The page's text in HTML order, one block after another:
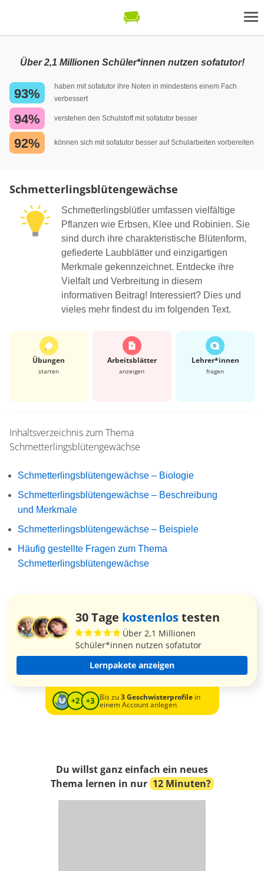
Über 2,1 Millionen Schüler*innen nutzen sofatutor!
93%
haben mit sofatutor ihre Noten in mindestens einem Fach
verbessert
94% verstehen den Schulstoff mit sofatutor besser
92% können sich mit sofatutor besser auf Schularbeiten vorbereiten
Schmetterlingsblütengewächse
Schmetterlingsblütler umfassen vielfältige
Pflanzen wie Erbsen, Klee und Robinien. Sie
sind durch ihre charakteristische Blütenform,
gefiederte Laubblätter und einzigartigen
Merkmale gekennzeichnet. Entdecke ihre
Vielfalt und Verbreitung in diesem
informativen Beitrag! Interessiert? Dies und
vieles mehr findest du im folgenden Text.
Übungen
starten
Arbeits­blätter
anzeigen
Lehrer*​innen
fragen
Inhaltsverzeichnis zum Thema
Schmetterlingsblütengewächse
Schmetterlingsblütengewächse – Biologie
Schmetterlingsblütengewächse – Beschreibung
und Merkmale
Schmetterlingsblütengewächse – Beispiele
Häufig gestellte Fragen zum Thema
Schmetterlingsblütengewächse
30 Tage kostenlostesten
Über 2,1 Millionen
Schüler*innen nutzen sofatutor
Lernpakete anzeigen
Bis zu3 Geschwisterprofilein
einem Account anlegen
Du willst ganz einfach ein neues
Thema lernen in nur 12 Minuten?